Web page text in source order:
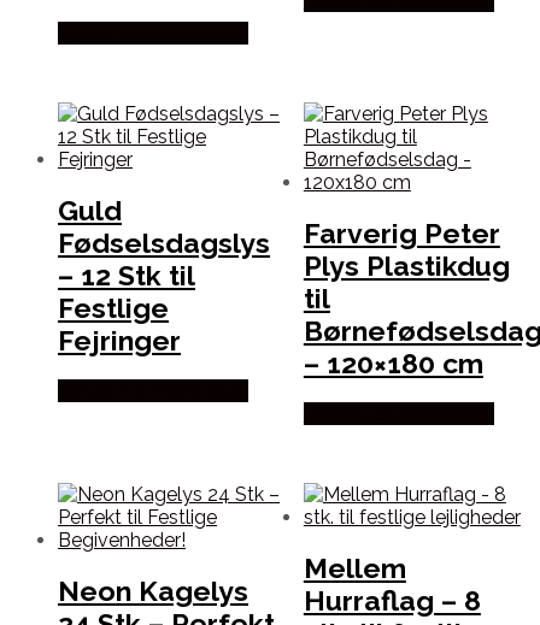
Guld
Fødselsdagslys
– 12 Stk til
Festlige
Fejringer
Farverig Peter
Plys Plastikdug
til
– 120×180 cm
Neon Kagelys
Mellem
Hurraflag – 8